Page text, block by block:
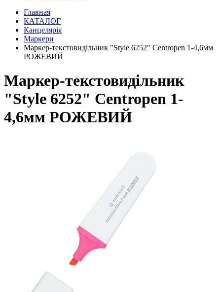
Главная
КАТАЛОГ
Канцелярія
Маркери
Маркер-текстовидільник "Style 6252" Centropen 1-4,6мм
РОЖЕВИЙ
Маркер-текстовидільник
"Style 6252" Centropen 1-
4,6мм РОЖЕВИЙ